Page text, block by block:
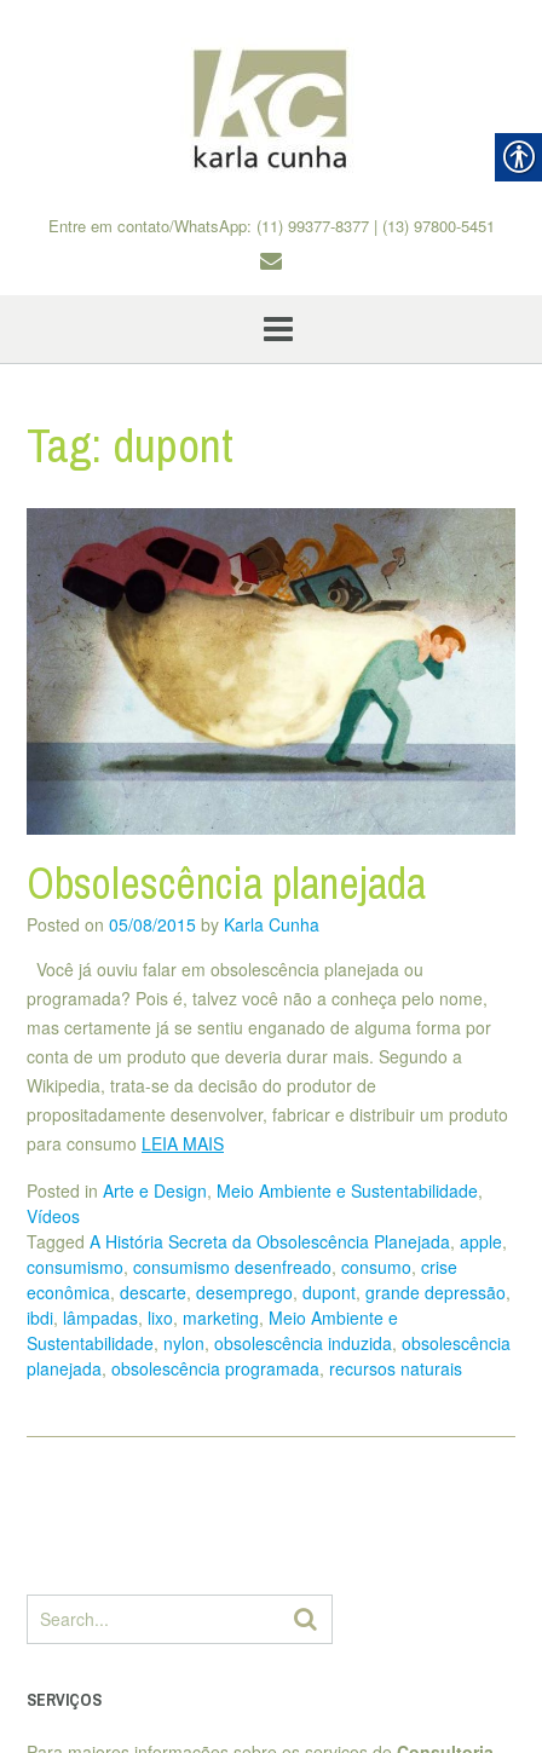
Entre em contato/WhatsApp: (11) 99377-8377 | (13) 97800-5451
Tag: dupont
Obsolescência planejada
Posted on 05/08/2015 by Karla Cunha
Você já ouviu falar em obsolescência planejada ou
programada? Pois é, talvez você não a conheça pelo nome,
mas certamente já se sentiu enganado de alguma forma por
conta de um produto que deveria durar mais. Segundo a
Wikipedia, trata-se da decisão do produtor de
propositadamente desenvolver, fabricar e distribuir um produto
para consumo LEIA MAIS
Posted in Arte e Design, Meio Ambiente e Sustentabilidade,
Vídeos
Tagged A História Secreta da Obsolescência Planejada, apple,
consumismo, consumismo desenfreado, consumo, crise
econômica, descarte, desemprego, dupont, grande depressão,
ibdi, lâmpadas, lixo, marketing, Meio Ambiente e
Sustentabilidade, nylon, obsolescência induzida, obsolescência
planejada, obsolescência programada, recursos naturais
SERVIÇOS